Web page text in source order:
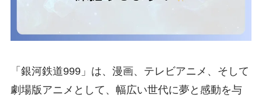
「銀河鉄道999」は、漫画、テレビアニメ、そして
劇場版アニメとして、幅広い世代に夢と感動を与